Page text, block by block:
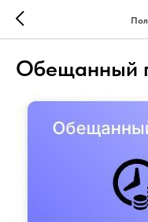
Обещанный